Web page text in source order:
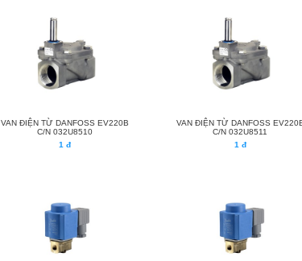
VAN ĐIỆN TỪ DANFOSS EV220B
C/N 032U8510
1 đ
VAN ĐIỆN TỪ DANFOSS
C/N 032U8511
1 đ